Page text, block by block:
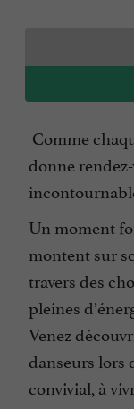
Comme
donne
Un moment
montent sur
travers des
pleines
Venez
danseurs lors
convivial, à